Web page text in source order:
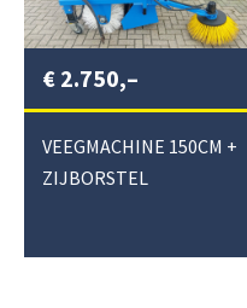
€ 2.750,–
VEEGMACHINE 150CM +
ZIJBORSTEL